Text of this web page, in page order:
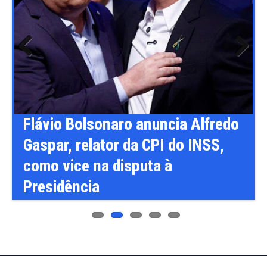
Flávio Bolsonaro anuncia Alfredo
Gaspar, relator da CPI do INSS,
como vice na disputa à
Presidência
Previ
ous
Next